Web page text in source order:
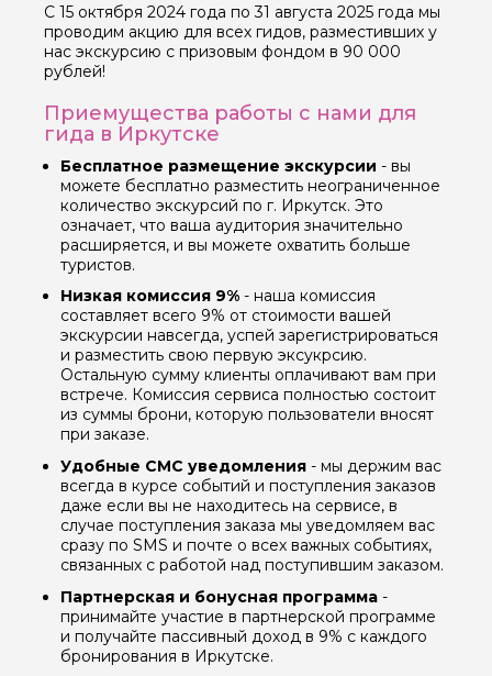
С 15 октября 2024 года по 31 августа 2025 года мы
проводим акцию для всех гидов, разместивших у
нас экскурсию с призовым фондом в 90 000
рублей!
Приемущества работы с нами для
гида в Иркутске
Бесплатное размещение экскурсии - вы
можете бесплатно разместить неограниченное
количество экскурсий по г. Иркутск. Это
означает, что ваша аудитория значительно
расширяется, и вы можете охватить больше
туристов.
Низкая комиссия 9% - наша комиссия
составляет всего 9% от стоимости вашей
экскурсии навсегда, успей зарегистрироваться
и разместить свою первую эксукрсию.
Остальную сумму клиенты оплачивают вам при
встрече. Комиссия сервиса полностью состоит
из суммы брони, которую пользователи вносят
при заказе.
Удобные СМС уведомления - мы держим вас
всегда в курсе событий и поступления заказов
даже если вы не находитесь на сервисе, в
случае поступления заказа мы уведомляем вас
сразу по SMS и почте о всех важных событиях,
связанных с работой над поступившим заказом.
Партнерская и бонусная программа -
принимайте участие в партнерской программе
и получайте пассивный доход в 9% с каждого
бронирования в Иркутске.